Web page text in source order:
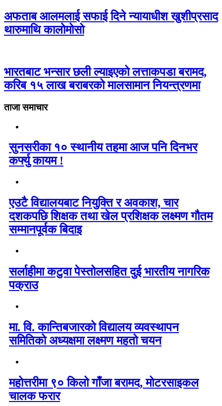
अफताब आलमलाई सफाई दिने न्यायाधीश खुशीप्रसाद
थारुमाथि कालोमोसो
भारतबाट भन्सार छली ल्याइएको लत्ताकपडा बरामद,
करिब १५ लाख बराबरको मालसामान नियन्त्रणमा
ताजा समाचार
सुनसरीका १० स्थानीय तहमा आज पनि दिनभर
कर्फ्यु कायम !
एउटै विद्यालयबाट नियुक्ति र अवकाश, चार
दशकपछि शिक्षक तथा खेल प्रशिक्षक लक्ष्मण गौतम
सम्मानपूर्वक बिदाइ
सर्लाहीमा कटुवा पेस्तोलसहित दुई भारतीय नागरिक
पक्राउ
मा. वि. कान्तिबजारको विद्यालय व्यवस्थापन
समितिको अध्यक्षमा लक्ष्मण महतो चयन
महोत्तरीमा ९० किलो गाँजा बरामद, मोटरसाइकल
चालक फरार